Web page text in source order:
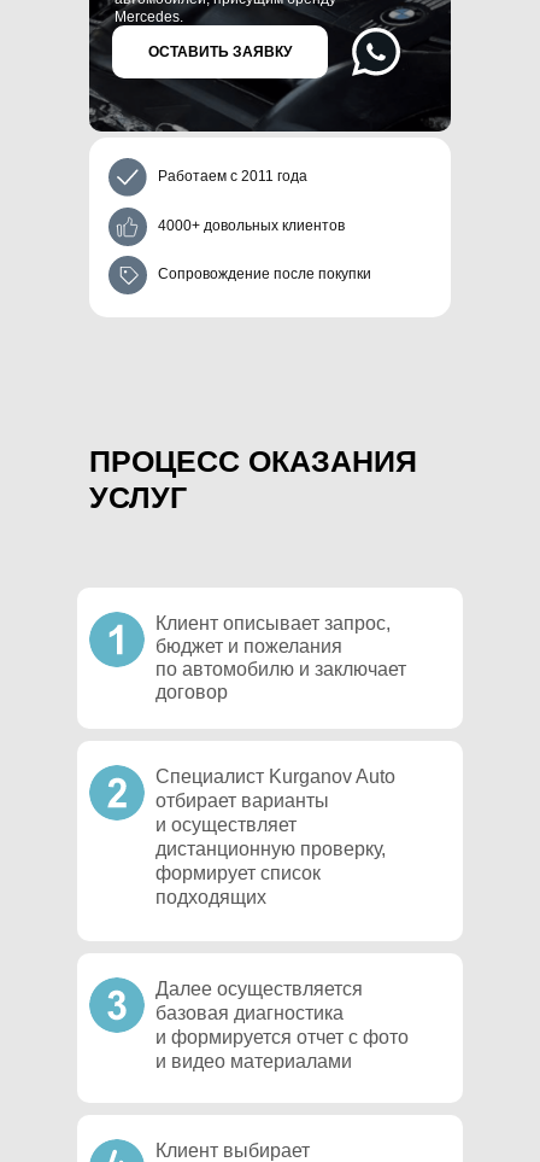
Mercedes.
ОСТАВИТЬ ЗАЯВКУ
Работаем с 2011 года
4000+ довольных клиентов
Сопровождение после покупки
ПРОЦЕСС ОКАЗАНИЯ
УСЛУГ
Клиент описывает запрос,
бюджет и пожелания
по автомобилю и заключает
договор
Специалист Kurganov Auto
отбирает варианты
и осуществляет
дистанционную проверку,
формирует список
подходящих
Далее осуществляется
базовая диагностика
и формируется отчет с фото
и видео материалами
Клиент выбирает